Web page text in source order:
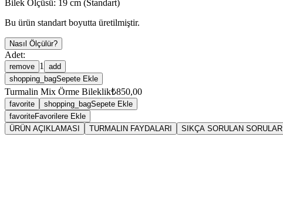
Bilek Ölçüsü: 19 cm (Standart)
Bu ürün standart boyutta üretilmiştir.
Nasıl Ölçülür?
Adet:
remove 1
add
shopping_bagSepete Ekle
Turmalin Mix Örme Bileklik₺850,00
favorite shopping_bagSepete Ekle
favoriteFavorilere Ekle
ÜRÜN AÇIKLAMASI
TURMALIN FAYDALARI SIKÇA SORULAN SORULAR